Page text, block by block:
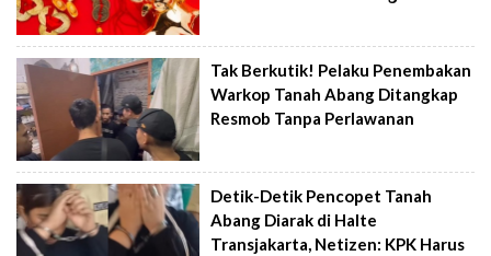
Tak Berkutik! Pelaku Penembakan
Warkop Tanah Abang Ditangkap
Resmob Tanpa Perlawanan
Detik-Detik Pencopet Tanah
Abang Diarak di Halte
Transjakarta, Netizen: KPK Harus